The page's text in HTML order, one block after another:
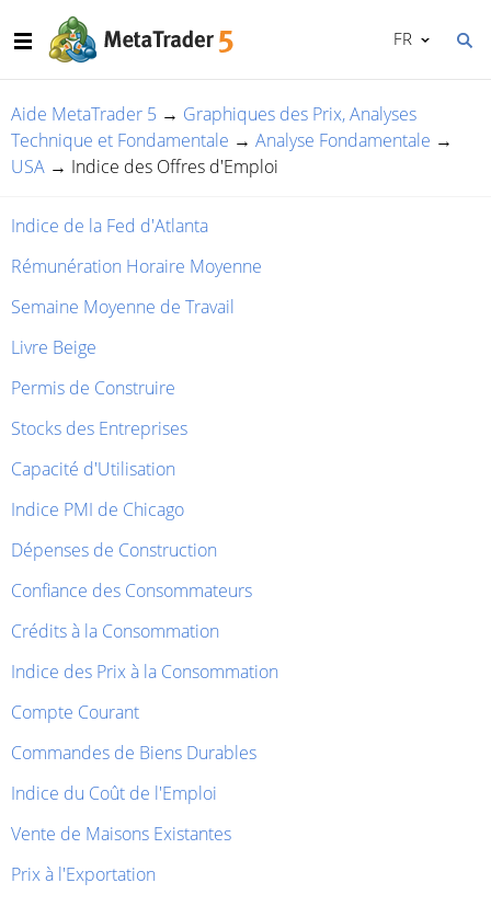
FR
Aide MetaTrader 5 → Graphiques des Prix, Analyses
Technique et Fondamentale → Analyse Fondamentale →
USA → Indice des Offres d'Emploi
Indice de la Fed d'Atlanta
Rémunération Horaire Moyenne
Semaine Moyenne de Travail
Livre Beige
Permis de Construire
Stocks des Entreprises
Capacité d'Utilisation
Indice PMI de Chicago
Dépenses de Construction
Confiance des Consommateurs
Crédits à la Consommation
Indice des Prix à la Consommation
Compte Courant
Commandes de Biens Durables
Indice du Coût de l'Emploi
Vente de Maisons Existantes
Prix à l'Exportation